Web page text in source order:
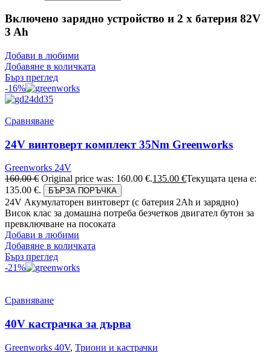
Включено зарядно устройство и 2 x батерия 82V
3 Ah
Добави в любими
Добавяне в количката
Бърз преглед
-16%
Сравняване
24V винтоверт комплект 35Nm Greenworks
Greenworks 24V
160.00€ Original price was: 160.00 €.135.00 €Текущата цена е:
135.00 €.
БЪРЗА ПОРЪЧКА
24V Акумулаторен винтоверт (с батерия 2Аh и зарядно)
Висок клас за домашна потреба безчетков двигател бутон за
превключване на посоката
Добави в любими
Добавяне в количката
Бърз преглед
-21%
Сравняване
40V кастрачка за дърва
Greenworks 40V, Триони и кастрачки